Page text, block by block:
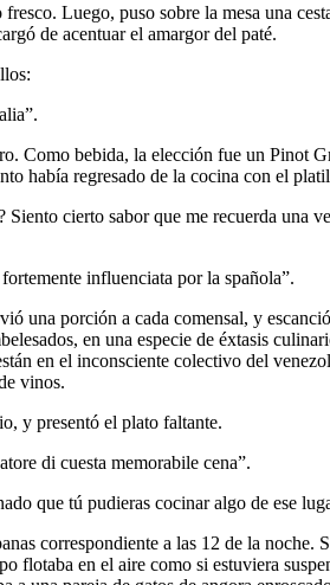
Luego, puso sobre la mesa una
de acentuar el amargor del paté.
Como bebida, la elección fue un Pinot
había regresado de la cocina con el
cierto sabor que me recuerda una
influenciata por la spañola”.
una porción a cada comensal, y
en una especie de éxtasis
en el inconsciente colectivo del
vinos.
y presentó el plato faltante.
di cuesta memorabile cena”.
que tú pudieras cocinar algo de ese
correspondiente a las 12 de la noche.
flotaba en el aire como si estuviera